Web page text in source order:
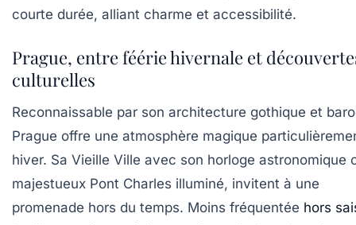
courte durée, alliant charme et accessibilité.
Prague, entre féérie hivernale et
culturelles
Reconnaissable par son architecture gothique et
Prague offre une atmosphère magique
hiver. Sa Vieille Ville avec son horloge astronomique
majestueux Pont Charles illuminé, invitent à une
promenade hors du temps. Moins fréquentée hors